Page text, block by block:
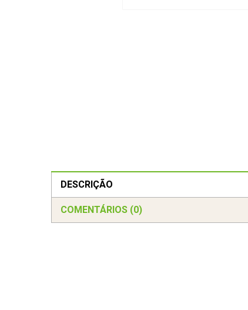
DESCRIÇÃO
COMENTÁRIOS (0)